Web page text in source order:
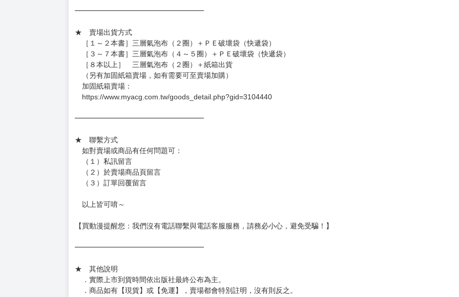
週一～週五 １０：００～１９：００
（假日＆國定假日休息，客服會不定時回覆）
．現貨商品：１～２天出貨（不含假日＆國定假日）
．已上市且非現貨商品：
－每週四～日下單者，於隔週五出貨
－每週一～三下單者，於隔週四出貨
★ 賣場出貨方式
［１～２本書］三層氣泡布（２圈）＋ＰＥ破壞袋（快遞袋）
［３～７本書］三層氣泡布（４～５圈）＋ＰＥ破壞袋（快遞袋）
［８本以上］ 三層氣泡布（２圈）＋紙箱出貨
（另有加固紙箱賣場，如有需要可至賣場加購）
https://www.myacg.com.tw/goods_detail.php?gid=3104440
━━━━━━━━━━━━━━━━━━
（１）私訊留言
（２）於賣場商品頁留言
（３）訂單回覆留言